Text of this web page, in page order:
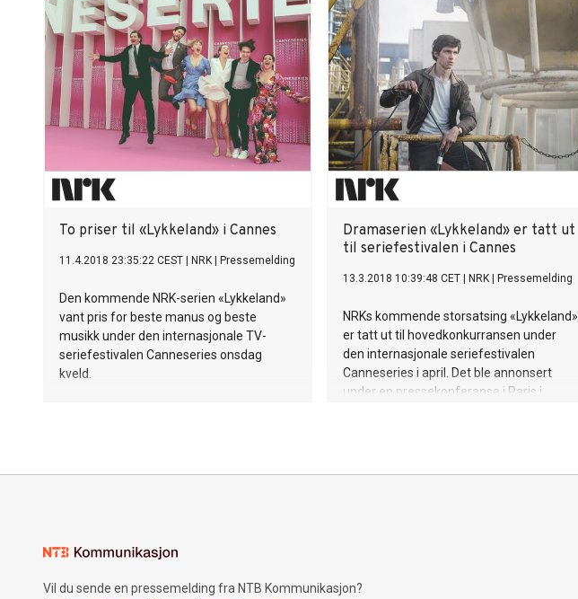
To priser til «Lykkeland» i Cannes
11.4.2018 23:35:22 CEST NRK Pressemelding
Den kommende NRK-serien «Lykkeland»
vant pris for beste manus og beste
musikk under den internasjonale TV-
seriefestivalen Canneseries onsdag
kveld.
Dramaserien «Lykkeland» er tatt ut
til seriefestivalen i Cannes
13.3.2018 10:39:48 CET NRK Pressemelding
NRKs kommende storsatsing «Lykkeland»
er tatt ut til hovedkonkurransen under
den internasjonale seriefestivalen
Canneseries i april. Det ble annonsert
under en pressekonferanse i Paris i
Vil du sende en pressemelding fra NTB Kommunikasjon?